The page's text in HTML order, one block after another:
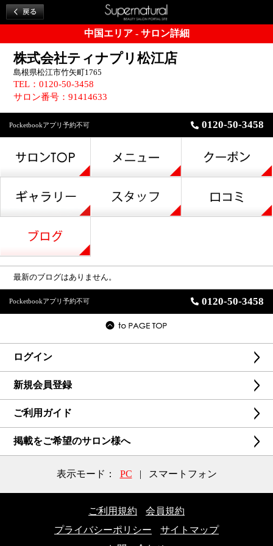
中国エリア - サロン詳細
株式会社ティナプリ松江店
島根県松江市竹矢町1765
TEL：0120-50-3458
サロン番号：91414633
Pocketbookアプリ予約不可 0120-50-3458
最新のブログはありません。
Pocketbookアプリ予約不可 0120-50-3458
ログイン
新規会員登録
ご利用ガイド
掲載をご希望のサロン様へ
表示モード： PC | スマートフォン
ご利用規約
会員規約
プライバシーポリシー
サイトマップ